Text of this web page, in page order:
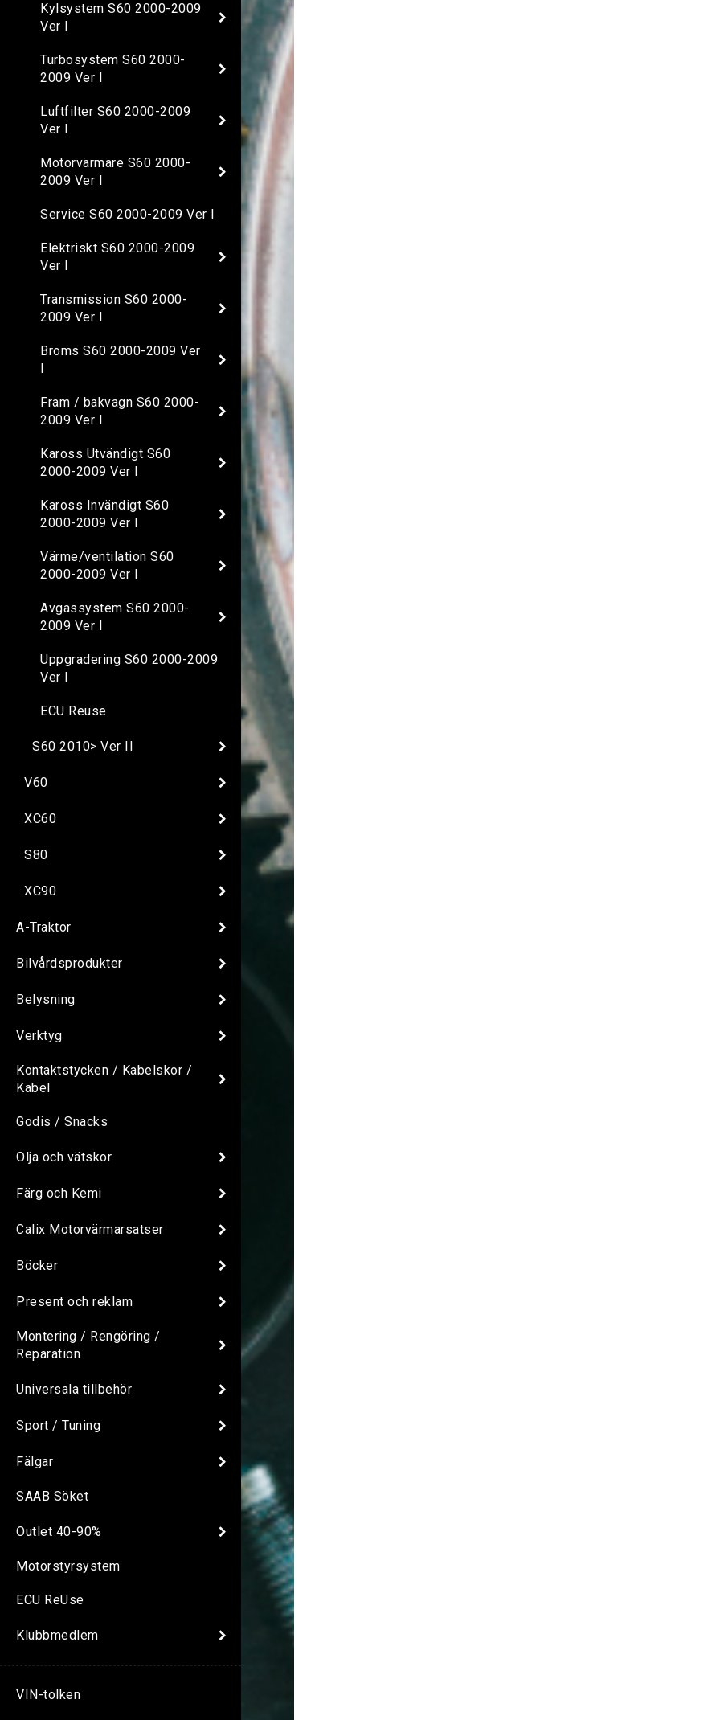
Kylsystem S60 2000-2009
Ver I
Turbosystem S60 2000-
2009 Ver I
Luftfilter S60 2000-2009
Ver I
Motorvärmare S60 2000-
2009 Ver I
Service S60 2000-2009 Ver I
Elektriskt S60 2000-2009
Ver I
Transmission S60 2000-
2009 Ver I
Broms S60 2000-2009 Ver
Fram / bakvagn S60 2000-
2009 Ver I
Kaross Utvändigt S60
2000-2009 Ver I
Kaross Invändigt S60
2000-2009 Ver I
Värme/ventilation S60
2000-2009 Ver I
Avgassystem S60 2000-
2009 Ver I
Uppgradering S60 2000-2009
Ver I
ECU Reuse
S60 2010> Ver II
V60
XC60
S80
XC90
A-Traktor
Bilvårdsprodukter
Belysning
Verktyg
Kontaktstycken / Kabelskor /
Kabel
Godis / Snacks
Olja och vätskor
Färg och Kemi
Calix Motorvärmarsatser
Böcker
Present och reklam
Montering / Rengöring /
Reparation
Universala tillbehör
Sport / Tuning
Fälgar
SAAB Söket
Outlet 40-90%
Motorstyrsystem
ECU ReUse
Klubbmedlem
VIN-tolken